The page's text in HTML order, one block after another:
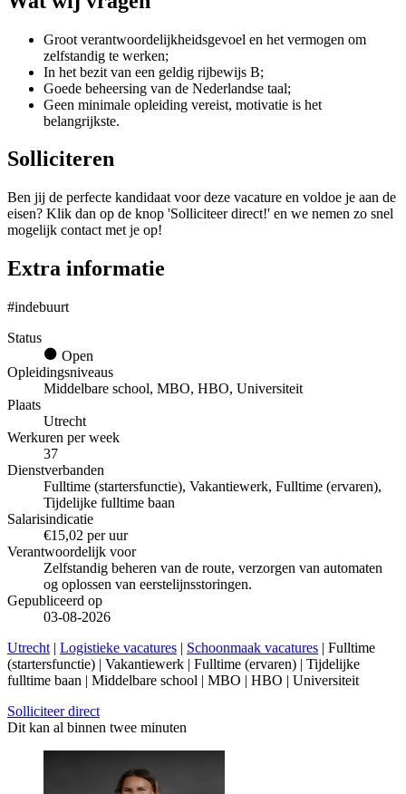
Groot verantwoordelijkheidsgevoel en het vermogen om
zelfstandig te werken;
In het bezit van een geldig rijbewijs B;
Goede beheersing van de Nederlandse taal;
Geen minimale opleiding vereist, motivatie is het
belangrijkste.
Solliciteren
Ben jij de perfecte kandidaat voor deze vacature en voldoe je aan de
eisen? Klik dan op de knop 'Solliciteer direct!' en we nemen zo snel
mogelijk contact met je op!
Extra informatie
#indebuurt
Status
Open
Opleidingsniveaus
Middelbare school, MBO, HBO, Universiteit
Plaats
Utrecht
Werkuren per week
37
Dienstverbanden
Fulltime (startersfunctie), Vakantiewerk, Fulltime (ervaren),
Tijdelijke fulltime baan
Salarisindicatie
€15,02 per uur
Verantwoordelijk voor
Zelfstandig beheren van de route, verzorgen van automaten
og oplossen van eerstelijnsstoringen.
Gepubliceerd op
03-08-2026
Utrecht | Logistieke vacatures | Schoonmaak vacatures | Fulltime
(startersfunctie) | Vakantiewerk | Fulltime (ervaren) | Tijdelijke
fulltime baan | Middelbare school | MBO | HBO | Universiteit
Solliciteer direct
Dit kan al binnen twee minuten